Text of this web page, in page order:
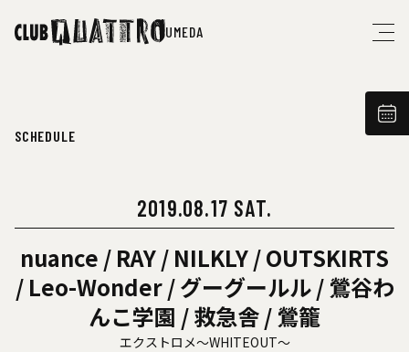
UMEDA
SCHEDULE
2019.08.17 SAT.
nuance / RAY / NILKLY / OUTSKIRTS
/ Leo-Wonder / グーグールル / 鶯谷わ
んこ学園 / 救急舎 / 鶯籠
エクストロメ～WHITEOUT～